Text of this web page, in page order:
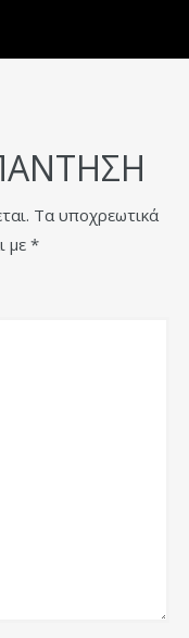
Τα υποχρεωτικά
με *